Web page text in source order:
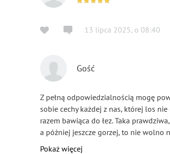
13 lipca 2025, o 08:40
Gość
Z pełną odpowiedzialnością mogę
sobie cechy każdej z nas, której los
razem bawiąca do łez. Taka
a później jeszcze gorzej, to nie wolno
polecenia!
Pokaż więcej